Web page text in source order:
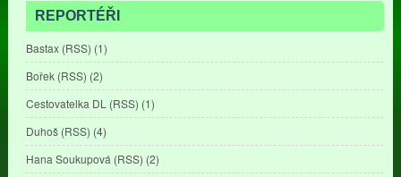
REPORTÉŘI
Bastax(RSS) (1)
Bořek(RSS) (2)
Cestovatelka DL (RSS) (1)
Duhoš(RSS) (4)
Hana Soukupová (RSS) (2)